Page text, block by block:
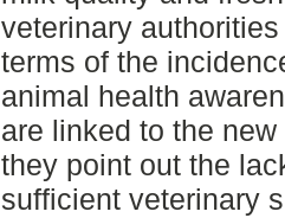
veterinary
terms of the
animal health
are linked to the
they point out the
sufficient veterinary